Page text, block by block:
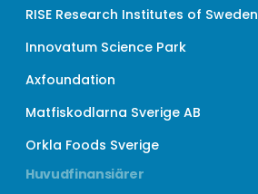
RISE Research Institutes of Sweden
Innovatum Science Park
Axfoundation
Matfiskodlarna Sverige AB
Orkla Foods Sverige
Huvudfinansiärer